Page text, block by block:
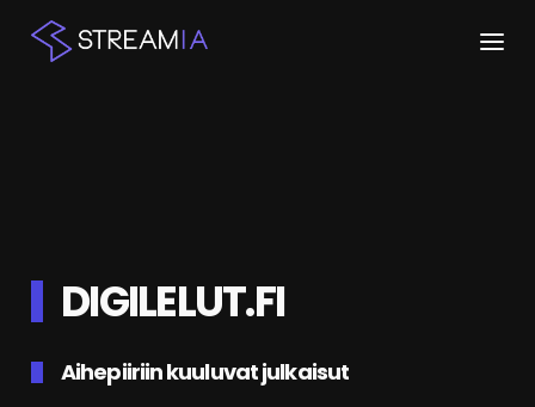
KESKUSTELU
DIGILELUT.FI
Aihepiiriin kuuluvat julkaisut